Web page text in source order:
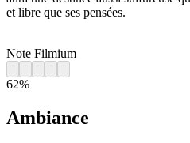
et libre que ses pensées.
Note Filmium
62%
Ambiance